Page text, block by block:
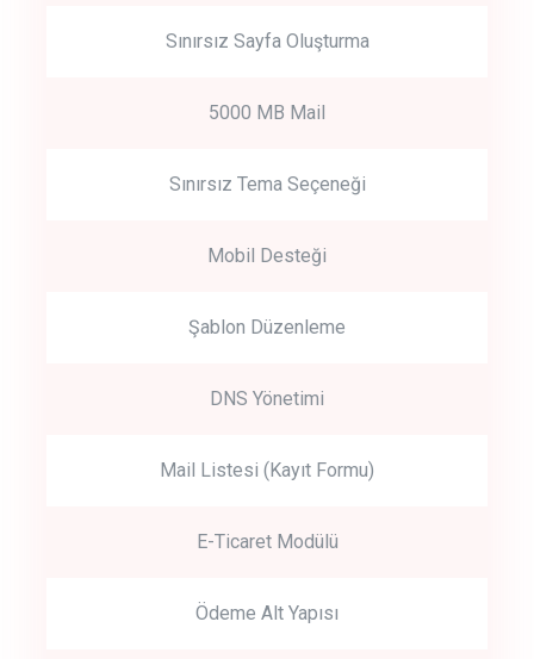
Sınırsız Sayfa Oluşturma
5000 MB Mail
Sınırsız Tema Seçeneği
Mobil Desteği
Şablon Düzenleme
DNS Yönetimi
Mail Listesi (Kayıt Formu)
E-Ticaret Modülü
Ödeme Alt Yapısı